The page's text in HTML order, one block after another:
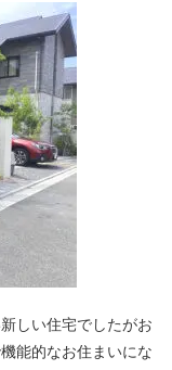
しい住宅でしたがお
能的なお住まいにな